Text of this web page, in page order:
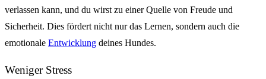
verlassen kann, und du wirst zu einer Quelle von Freude und
Sicherheit. Dies fördert nicht nur das Lernen, sondern auch die
emotionale Entwicklung deines Hundes.
Weniger Stress